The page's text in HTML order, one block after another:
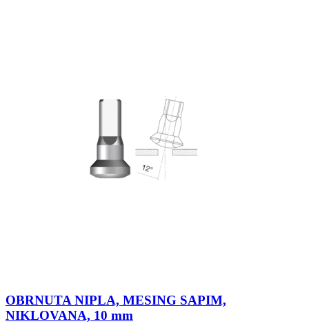
OBRNUTA NIPLA, MESING SAPIM,
NIKLOVANA, 10 mm